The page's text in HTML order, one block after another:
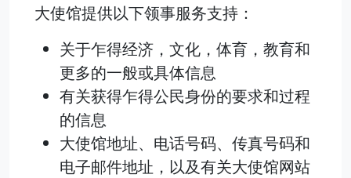
大使馆提供以下领事服务支持：
关于乍得经济，文化，体育，教育和
更多的一般或具体信息
有关获得乍得公民身份的要求和过程
的信息
大使馆地址、电话号码、传真号码和
电子邮件地址，以及有关大使馆网站